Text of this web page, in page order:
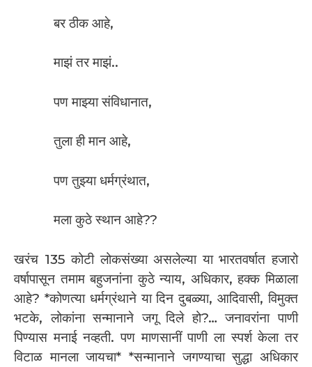
बर ठीक आहे,
माझं तर माझं..
पण माझ्या संविधानात,
तुला ही मान आहे,
पण तुझ्या धर्मग्रंथात,
मला कुठे स्थान आहे??
खरंच 135 कोटी लोकसंख्या असलेल्या या भारतवर्षात हजारो
वर्षापासून तमाम बहुजनांना कुठे न्याय, अधिकार, हक्क मिळाला
आहे? *कोणत्या धर्मग्रंथाने या दिन दुबळ्या, आदिवासी, विमुक्त
भटके, लोकांना सन्मानाने जगू दिले हो?… जनावरांना पाणी
पिण्यास मनाई नव्हती. पण माणसानीं पाणी ला स्पर्श केला तर
विटाळ मानला जायचा* *सन्मानाने जगण्याचा सुद्धा अधिकार